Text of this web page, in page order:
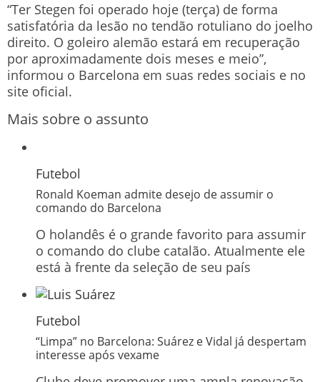
“Ter Stegen foi operado hoje (terça) de forma
satisfatória da lesão no tendão rotuliano do joelho
direito. O goleiro alemão estará em recuperação
por aproximadamente dois meses e meio”,
informou o Barcelona em suas redes sociais e no
site oficial.
Mais sobre o assunto
Futebol
Ronald Koeman admite desejo de assumir o
comando do Barcelona
O holandês é o grande favorito para assumir
o comando do clube catalão. Atualmente ele
está à frente da seleção de seu país
Futebol
“Limpa” no Barcelona: Suárez e Vidal já despertam
interesse após vexame